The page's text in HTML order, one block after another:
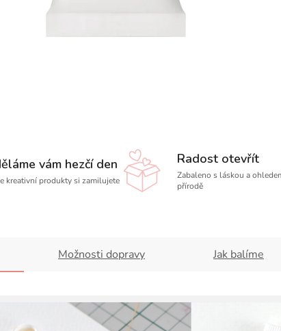
vám hezčí den
kreativní produkty si zamilujete
Radost otevřít
Zabaleno s láskou a
přírodě
Možnosti dopravy Jak balíme